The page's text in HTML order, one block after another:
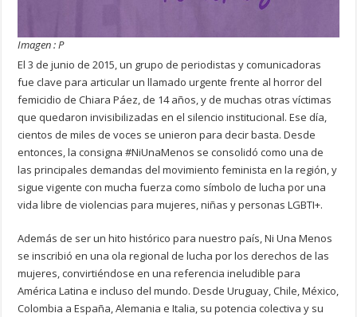
Imagen : P
El 3 de junio de 2015, un grupo de periodistas y comunicadoras
fue clave para articular un llamado urgente frente al horror del
femicidio de Chiara Páez, de 14 años, y de muchas otras víctimas
que quedaron invisibilizadas en el silencio institucional. Ese día,
cientos de miles de voces se unieron para decir basta. Desde
entonces, la consigna #NiUnaMenos se consolidó como una de
las principales demandas del movimiento feminista en la región, y
sigue vigente con mucha fuerza como símbolo de lucha por una
vida libre de violencias para mujeres, niñas y personas LGBTI+.
Además de ser un hito histórico para nuestro país, Ni Una Menos
se inscribió en una ola regional de lucha por los derechos de las
mujeres, convirtiéndose en una referencia ineludible para
América Latina e incluso del mundo. Desde Uruguay, Chile, México,
Colombia a España, Alemania e Italia, su potencia colectiva y su